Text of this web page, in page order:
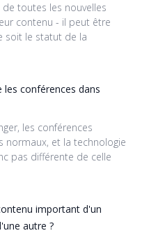
toutes les nouvelles
contenu - il peut être
soit le statut de la
conférences dans
les conférences
normaux, et la technologie
pas différente de celle
important d'un
autre ?